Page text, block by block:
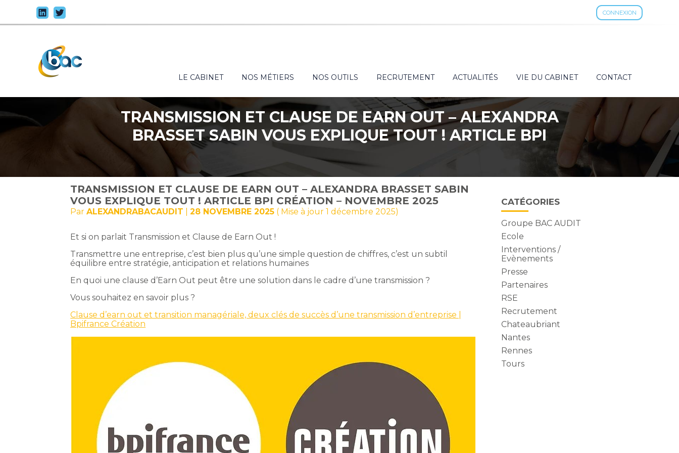
CONNEXION
au
contenu
Principal
LE CABINET NOS MÉTIERS NOS OUTILS RECRUTEMENT ACTUALITÉS VIE DU CABINET CONTACT
TRANSMISSION ET CLAUSE DE EARN OUT – ALEXANDRA
BRASSET SABIN VOUS EXPLIQUE TOUT ! ARTICLE BPI
TRANSMISSION ET CLAUSE DE EARN OUT – ALEXANDRA BRASSET SABIN
VOUS EXPLIQUE TOUT ! ARTICLE BPI CRÉATION – NOVEMBRE 2025
ParALEXANDRABACAUDIT |28 NOVEMBRE 2025 ( Mise à jour 1 décembre 2025)
Et si on parlait Transmission et Clause de Earn Out !
Transmettre une entreprise, c’est bien plus qu’une simple question de chiffres, c’est un subtil
équilibre entre stratégie, anticipation et relations humaines
En quoi une clause d’Earn Out peut être une solution dans le cadre d’une transmission ?
Vous souhaitez en savoir plus ?
Clause d’earn out et transition managériale, deux clés de succès d’une transmission d’entreprise |
Bpifrance Création
Vie
du
cabinet
sidebar
CATÉGORIES
Groupe BAC AUDIT
Ecole
Interventions /
Evènements
Presse
Partenaires
RSE
Recrutement
Chateaubriant
Nantes
Rennes
Tours